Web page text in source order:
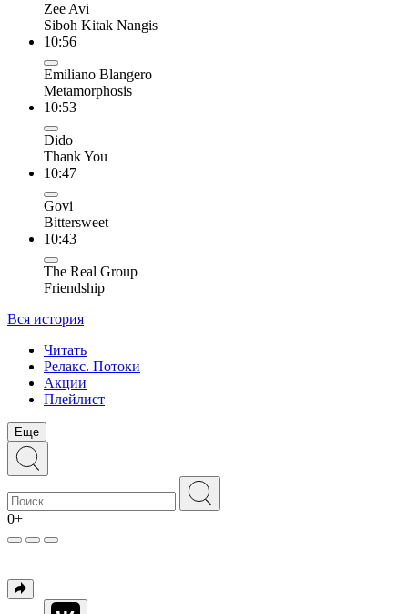
Zee Avi
Siboh Kitak Nangis
10:56
Emiliano Blangero
Metamorphosis
10:53
Dido
Thank You
10:47
Govi
Bittersweet
10:43
The Real Group
Friendship
Вся история
Читать
Релакс. Потоки
Акции
Плейлист
Еще
0+